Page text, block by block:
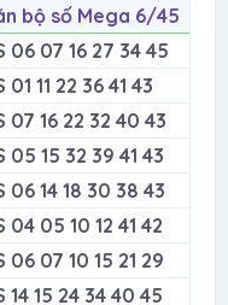
bộ số Mega 6/45
06 07 16 27 34 45
01 11 22 36 41 43
07 16 22 32 40 43
05 15 32 39 41 43
06 14 18 30 38 43
04 05 10 12 41 42
06 07 10 15 21 29
14 15 24 34 40 45